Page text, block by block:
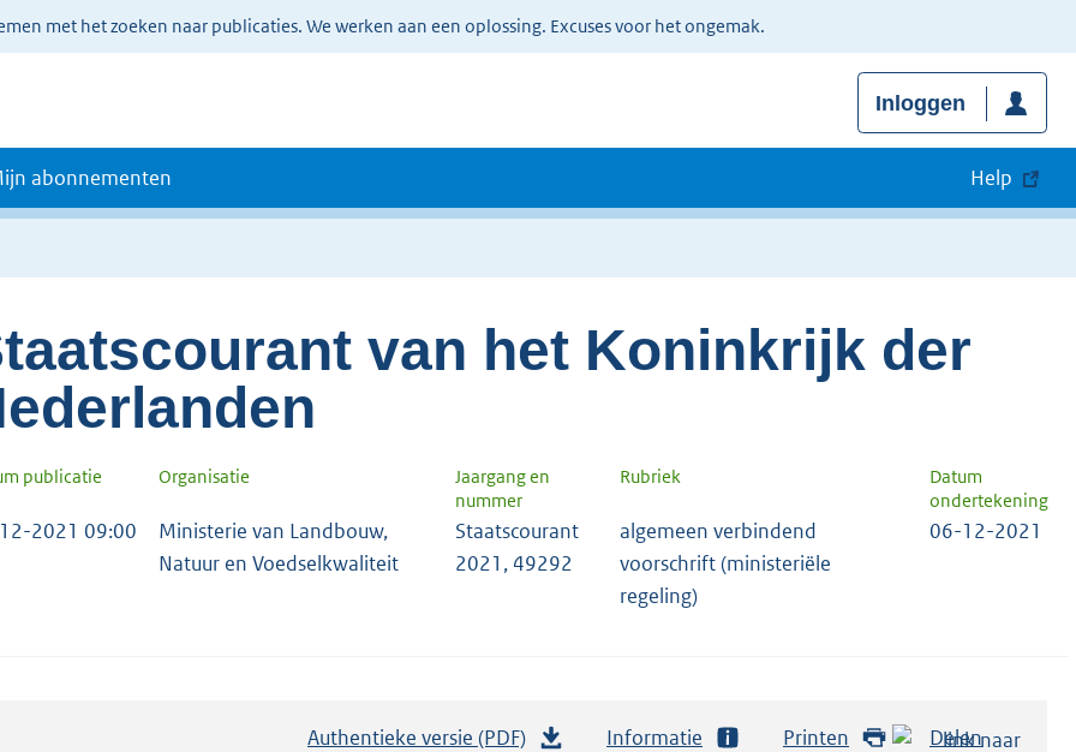
met het zoeken naar publicaties. We werken aan een oplossing. Excuses voor het ongemak.
Inloggen
abonnementen Help
van het Koninkrijk der
publicatie Organisatie
Jaargang en
nummer
Rubriek
Datum
ondertekening
2021 09:00
Ministerie van Landbouw,
Natuur en Voedselkwaliteit
Staatscourant
2021, 49292
algemeen verbindend
voorschrift (ministeriële
regeling)
06-12-2021
Authentieke versie (PDF) Informatie Printen Delen